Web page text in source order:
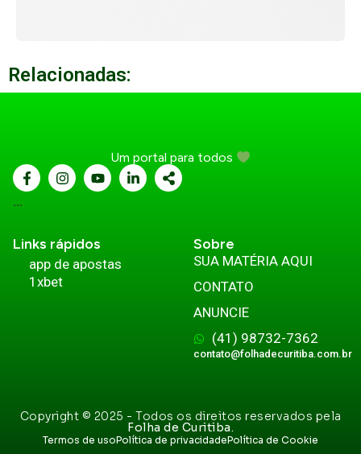
Relacionadas:
Um portal para todos
...
Links rápidos
app de apostas
1xbet
Sobre
SUA MATÉRIA AQUI
CONTATO
ANUNCIE
(41) 98732-7362
contato@folhadecuritiba.com.br
Copyright © 2025 - Todos os direitos reservados pela
Folha de Curitiba.
Termos de usoPolítica de privacidadePolítica de Cookie